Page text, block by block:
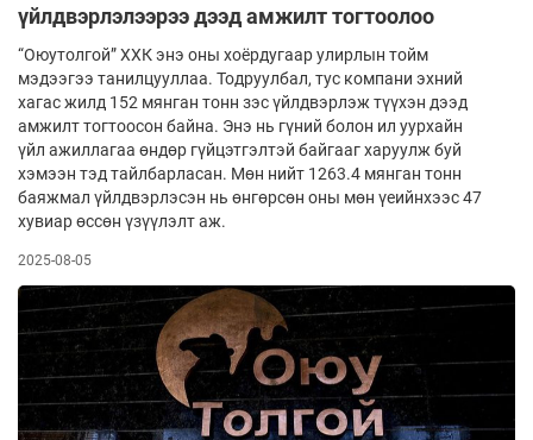
үйлдвэрлэлээрээ дээд амжилт тогтоолоо
“Оюутолгой” ХХК энэ оны хоёрдугаар улирлын тойм
мэдээгээ танилцууллаа. Тодруулбал, тус компани эхний
хагас жилд 152 мянган тонн зэс үйлдвэрлэж түүхэн дээд
амжилт тогтоосон байна. Энэ нь гүний болон ил уурхайн
үйл ажиллагаа өндөр гүйцэтгэлтэй байгааг харуулж буй
хэмээн тэд тайлбарласан. Мөн нийт 1263.4 мянган тонн
баяжмал үйлдвэрлэсэн нь өнгөрсөн оны мөн үеийнхээс 47
хувиар өссөн үзүүлэлт аж.
2025-08-05